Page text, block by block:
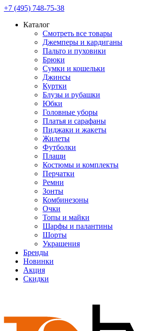
+7 (495) 748-75-38
Каталог
Смотреть все товары
Джемперы и кардиганы
Пальто и пуховики
Брюки
Сумки и кошельки
Джинсы
Куртки
Блузы и рубашки
Юбки
Головные уборы
Платья и сарафаны
Пиджаки и жакеты
Жилеты
Футболки
Плащи
Костюмы и комплекты
Перчатки
Ремни
Зонты
Комбинезоны
Очки
Топы и майки
Шарфы и палантины
Шорты
Украшения
Бренды
Новинки
Акция
Скидки